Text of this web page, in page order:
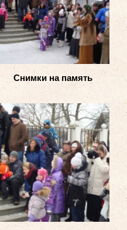
Снимки на память